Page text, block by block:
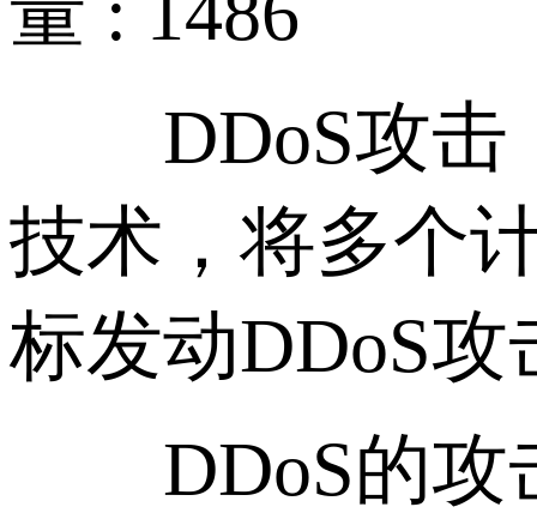
DDoS攻击（
技术，将多个
标发动DDoS
DDoS的攻击